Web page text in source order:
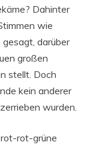
Dahinter
wie
darüber
großen
stellt. Doch
kein anderer
wurden.
rot-grüne